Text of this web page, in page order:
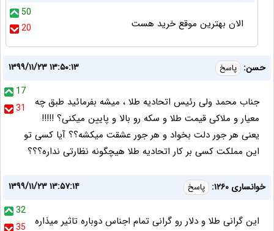
50
20
الان بهترین موقع خرید هست
حسن: پاسخ
۱۳۹۹/۱۱/۲۳ ۱۳:۵۰:۱۳
17
31
جناب محمد ولی رئیس اتحادیه طلا ، میشه بفرمائید طبق چه
معیار و ملاکی قیمت طلا و سکه رو بالا و پایین میکنی؟ !!!!!
یعنی هر جور دلت بخواد و هر جور عشقت میکشه؟؟ آیا کسی تو
این مملکت کسی بر کار اتحادیه طلا هیچگونه نظارتی نداره؟؟؟
خوانساری ۱۲۶۰: پاسخ
۱۳۹۹/۱۱/۲۳ ۱۳:۵۷:۱۴
32
35
این گرانی طلا و دلار رو گرانی تمام اجناس دوباره تاثیر میذاره